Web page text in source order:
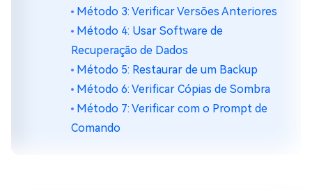
Método 3: Verificar Versões Anteriores
Método 4: Usar Software de
Recuperação de Dados
Método 5: Restaurar de um Backup
Método 6: Verificar Cópias de Sombra
Método 7: Verificar com o Prompt de
Comando